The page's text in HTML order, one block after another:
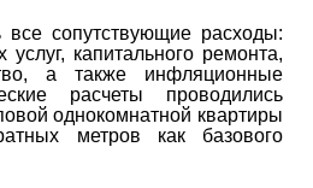
все сопутствующие расходы:
капитального ремонта,
а также инфляционные
расчеты проводились
однокомнатной квартиры
метров как базового